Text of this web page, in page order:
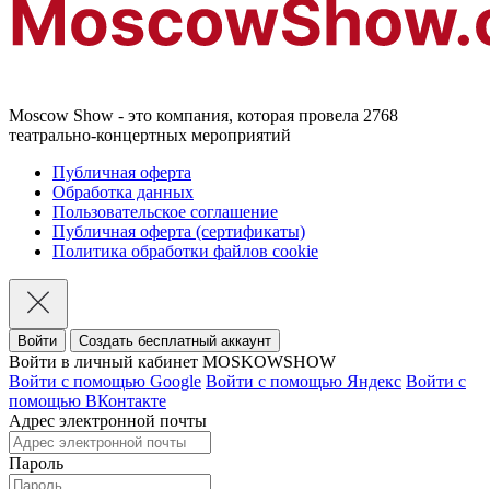
Moscow Show - это компания, которая провела 2768
театрально-концертных мероприятий
Публичная оферта
Обработка данных
Пользовательское соглашение
Публичная оферта (сертификаты)
Политика обработки файлов cookie
Войти Создать бесплатный аккаунт
Войти в личный кабинет MOSKOWSHOW
Войти с помощью Google Войти с помощью Яндекс Войти с
помощью ВКонтакте
Адрес электронной почты
Пароль